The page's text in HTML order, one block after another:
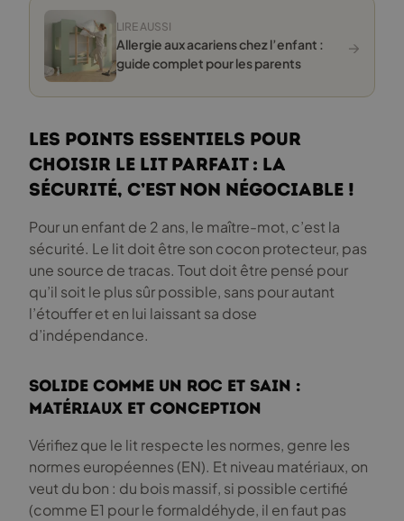
LIRE AUSSI
Allergie aux acariens chez l’enfant :
guide complet pour les parents
→
Les points essentiels pour
choisir le lit parfait : la
sécurité, c’est non négociable !
Pour un enfant de 2 ans, le maître-mot, c’est la
sécurité. Le lit doit être son cocon protecteur, pas
une source de tracas. Tout doit être pensé pour
qu’il soit le plus sûr possible, sans pour autant
l’étouffer et en lui laissant sa dose
d’indépendance.
Solide comme un roc et sain :
matériaux et conception
Vérifiez que le lit respecte les normes, genre les
normes européennes (EN). Et niveau matériaux, on
veut du bon : du bois massif, si possible certifié
(comme E1 pour le formaldéhyde, il en faut pas